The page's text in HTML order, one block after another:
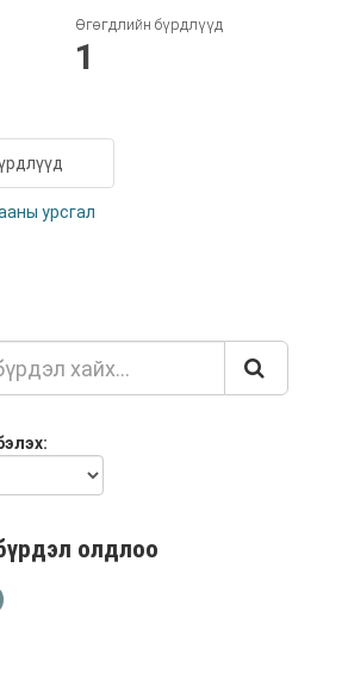
Өгөгдлийн бүрдлүүд
1
урсгал
олдлоо